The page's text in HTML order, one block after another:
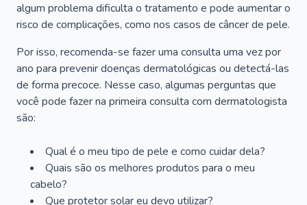
algum problema dificulta o tratamento e pode aumentar o
risco de complicações, como nos casos de câncer de pele.
Por isso, recomenda-se fazer uma consulta uma vez por
ano para prevenir doenças dermatológicas ou detectá-las
de forma precoce. Nesse caso, algumas perguntas que
você pode fazer na primeira consulta com dermatologista
são:
Qual é o meu tipo de pele e como cuidar dela?
Quais são os melhores produtos para o meu
cabelo?
Que protetor solar eu devo utilizar?